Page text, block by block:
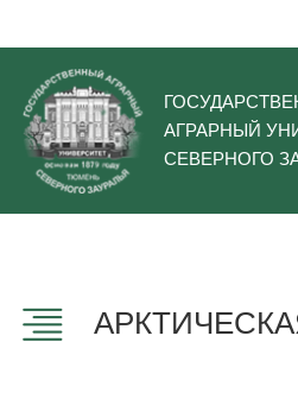
АГРАРНЫЙ
СЕВЕРНОГО